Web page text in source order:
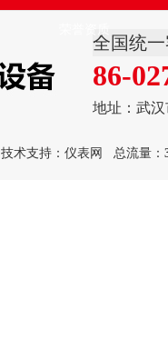
全国统
86-
地址：武
技术支持： 仪表网 总流量：